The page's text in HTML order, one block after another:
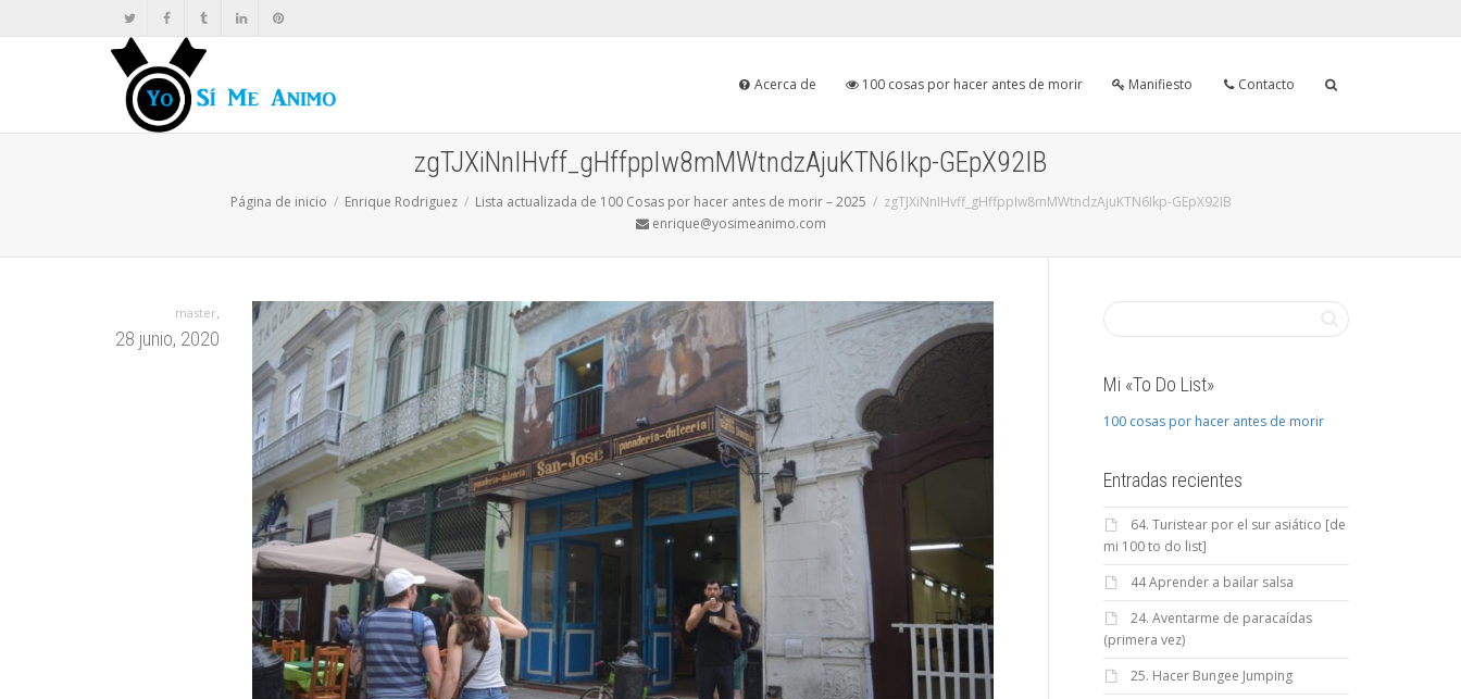
Acerca de 100 cosas por hacer antes de morir Manifiesto Contacto
zgTJXiNnIHvff_gHffppIw8mMWtndzAjuKTN6Ikp-GEpX92IB
Página de inicio Enrique Rodriguez Lista actualizada de 100 Cosas por hacer antes de morir – 2025
zgTJXiNnIHvff_gHffppIw8mMWtndzAjuKTN6Ikp-GEpX92IB
enrique@yosimeanimo.com
master,
28 junio, 2020
Mi «To Do List»
100 cosas por hacer antes de morir
Entradas recientes
64. Turistear por el sur asiático [de
mi 100 to do list]
44 Aprender a bailar salsa
24. Aventarme de paracaídas
(primera vez)
25. Hacer Bungee Jumping